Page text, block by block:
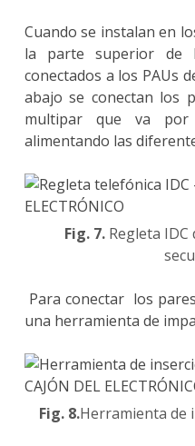
Cuando se instalan en
la parte superior de
conectados a los PAUs
abajo se conectan los
multipar que va por
alimentando las
Fig. 7.Regleta IDC
Para conectar los
una herramienta de
Fig. 8.Herramienta de